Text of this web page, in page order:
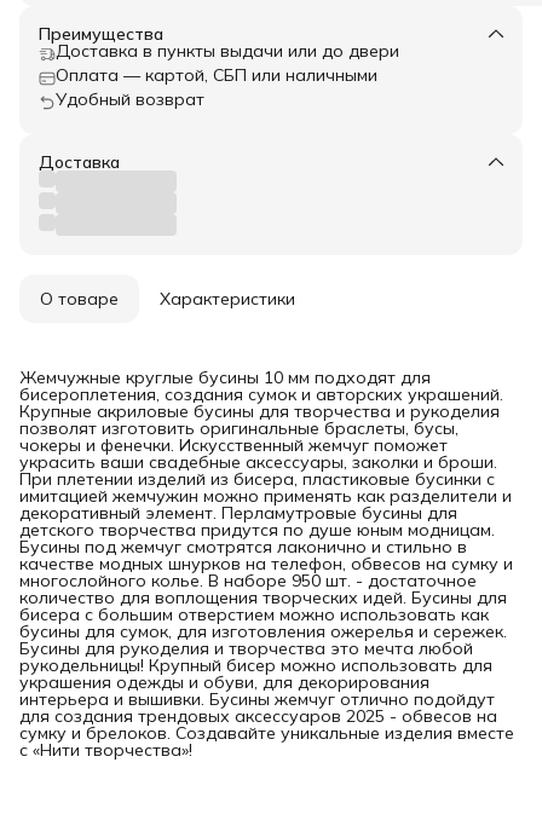
Преимущества
Доставка в пункты выдачи или до двери
Оплата — картой, СБП или наличными
Удобный возврат
Доставка
О товаре Характеристики
Жемчужные круглые бусины 10 мм подходят для
бисероплетения, создания сумок и авторских украшений.
Крупные акриловые бусины для творчества и рукоделия
позволят изготовить оригинальные браслеты, бусы,
чокеры и фенечки. Искусственный жемчуг поможет
украсить ваши свадебные аксессуары, заколки и броши.
При плетении изделий из бисера, пластиковые бусинки с
имитацией жемчужин можно применять как разделители и
декоративный элемент. Перламутровые бусины для
детского творчества придутся по душе юным модницам.
Бусины под жемчуг смотрятся лаконично и стильно в
качестве модных шнурков на телефон, обвесов на сумку и
многослойного колье. В наборе 950 шт. - достаточное
количество для воплощения творческих идей. Бусины для
бисера с большим отверстием можно использовать как
бусины для сумок, для изготовления ожерелья и сережек.
Бусины для рукоделия и творчества это мечта любой
рукодельницы! Крупный бисер можно использовать для
украшения одежды и обуви, для декорирования
интерьера и вышивки. Бусины жемчуг отлично подойдут
для создания трендовых аксессуаров 2025 - обвесов на
сумку и брелоков. Создавайте уникальные изделия вместе
с «Нити творчества»!